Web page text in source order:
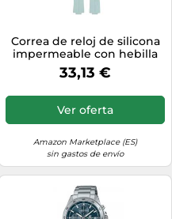
Correa de reloj de silicona
impermeable con hebilla
autocebante plegable de
metal, compatible con la
S108.(Light Green-Silver)
33,13 €
Ver oferta
Amazon Marketplace (ES)
sin gastos de envío